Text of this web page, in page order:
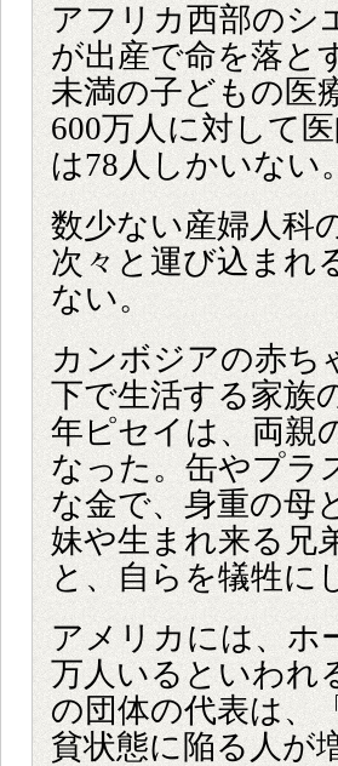
アフリカ西部のシ
が出産で命を落と
未満の子どもの医
600万人に対して
は78人しかいない
数少ない産婦人科
次々と運び込まれ
ない。
カンボジアの赤ち
下で生活する家族
年ピセイは、両親
なった。缶やプラ
な金で、身重の母
妹や生まれ来る兄
と、自らを犠牲に
アメリカには、ホ
万人いるといわれ
の団体の代表は、
貧状態に陥る人が